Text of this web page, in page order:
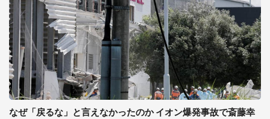
なぜ「戻るな」と言えなかったのか イオン爆発事故で斎藤幸